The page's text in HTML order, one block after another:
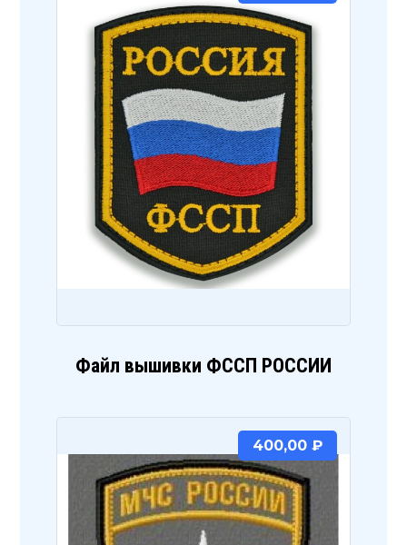
Файл вышивки ФССП РОССИИ
400,00 ₽